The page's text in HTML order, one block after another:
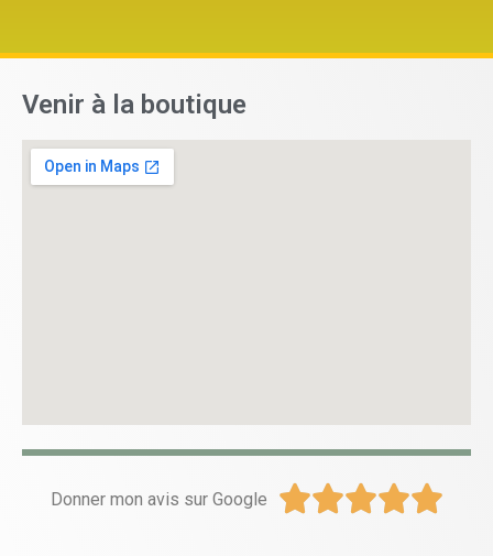
Venir à la boutique
Donner mon avis sur Google 